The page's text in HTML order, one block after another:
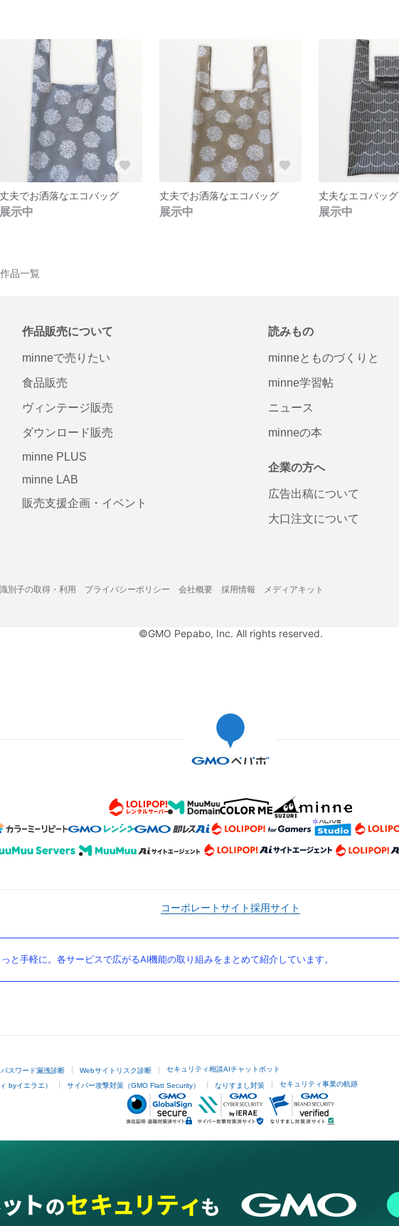
丈夫でお洒落なエコバッグ
展示中
丈夫でお洒落なエコバッグ
展示中
丈夫なエコバッグ
展示中
品一覧
作品販売について
minneで売りたい
食品販売
ヴィンテージ販売
ダウンロード販売
minne PLUS
minne LAB
販売支援企画・イベント
読みもの
minneとものづくりと
minne学習帖
ニュース
minneの本
企業の方へ
広告出稿について
大口注文について
別子の取得・利用 プライバシーポリシー 会社概要 採用情報 メディアキット
©GMO Pepabo, Inc. All rights reserved.
コーポレートサイト採用サイト
と手軽に。各サービスで広がるAI機能の取り組みをまとめて紹介しています。
パスワード漏洩診断 Webサイトリスク診断 セキュリティ相談AIチャットボット
byイエラエ） サイバー攻撃対策（GMO Flatt Security） なりすまし対策 セキュリティ事業の軌跡